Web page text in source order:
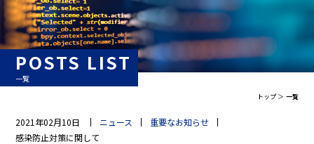
POSTS LIST
一覧
トップ 一覧
2021年02月10日 ニュース
重要なお知らせ
感染防止対策に関して